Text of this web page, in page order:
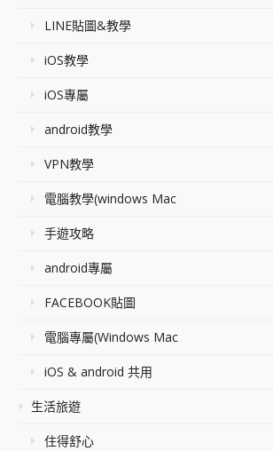
LINE貼圖&教學
iOS教學
iOS專屬
android教學
VPN教學
電腦教學(windows Mac
手遊攻略
android專屬
FACEBOOK貼圖
電腦專屬(Windows Mac
iOS & android 共用
生活旅遊
住得舒心